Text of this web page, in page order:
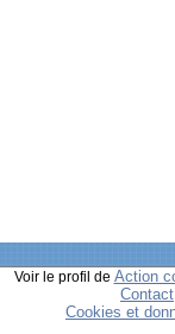
Voir le profil de Action
Contact
Cookies et